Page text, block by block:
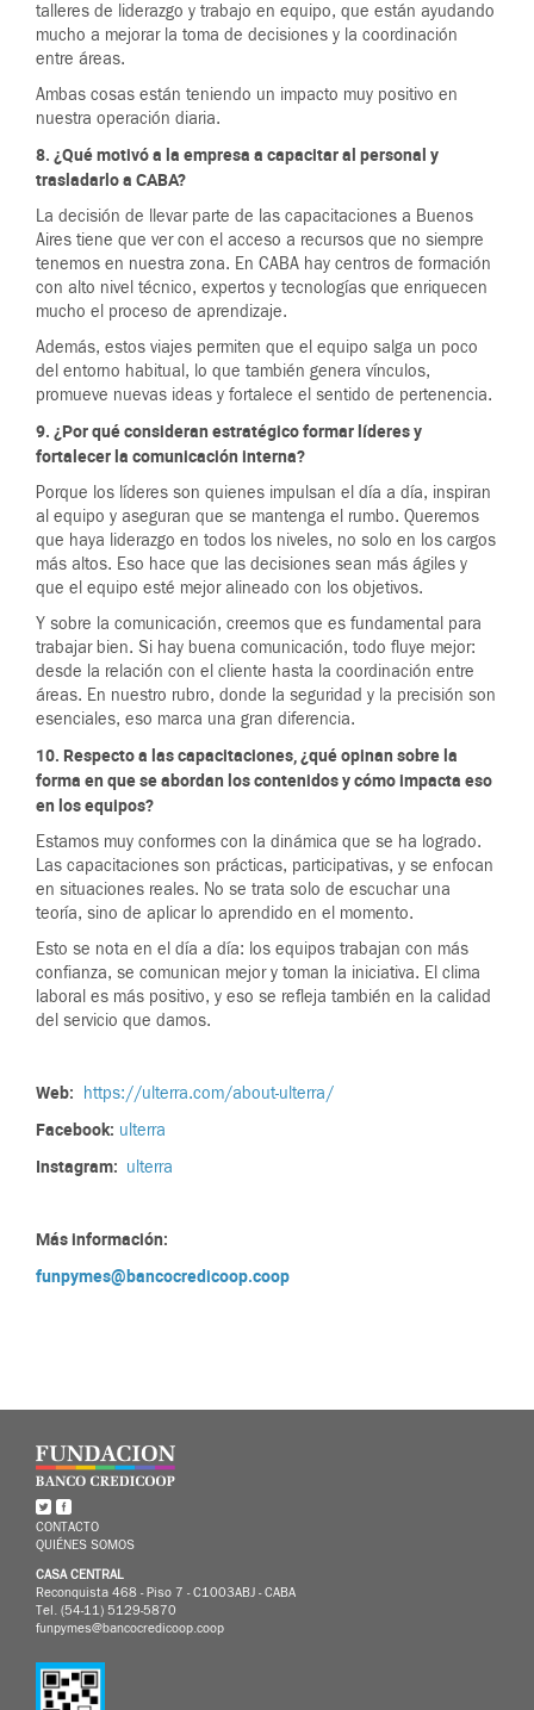
talleres de liderazgo y trabajo en equipo, que están ayudando
mucho a mejorar la toma de decisiones y la coordinación
entre áreas.
Ambas cosas están teniendo un impacto muy positivo en
nuestra operación diaria.
8. ¿Qué motivó a la empresa a capacitar al personal y
trasladarlo a CABA?
La decisión de llevar parte de las capacitaciones a Buenos
Aires tiene que ver con el acceso a recursos que no siempre
tenemos en nuestra zona. En CABA hay centros de formación
con alto nivel técnico, expertos y tecnologías que enriquecen
mucho el proceso de aprendizaje.
Además, estos viajes permiten que el equipo salga un poco
del entorno habitual, lo que también genera vínculos,
promueve nuevas ideas y fortalece el sentido de pertenencia.
9. ¿Por qué consideran estratégico formar líderes y
fortalecer la comunicación interna?
Porque los líderes son quienes impulsan el día a día, inspiran
al equipo y aseguran que se mantenga el rumbo. Queremos
que haya liderazgo en todos los niveles, no solo en los cargos
más altos. Eso hace que las decisiones sean más ágiles y
que el equipo esté mejor alineado con los objetivos.
Y sobre la comunicación, creemos que es fundamental para
trabajar bien. Si hay buena comunicación, todo fluye mejor:
desde la relación con el cliente hasta la coordinación entre
áreas. En nuestro rubro, donde la seguridad y la precisión son
esenciales, eso marca una gran diferencia.
10. Respecto a las capacitaciones, ¿qué opinan sobre la
forma en que se abordan los contenidos y cómo impacta eso
en los equipos?
Estamos muy conformes con la dinámica que se ha logrado.
Las capacitaciones son prácticas, participativas, y se enfocan
en situaciones reales. No se trata solo de escuchar una
teoría, sino de aplicar lo aprendido en el momento.
Esto se nota en el día a día: los equipos trabajan con más
confianza, se comunican mejor y toman la iniciativa. El clima
laboral es más positivo, y eso se refleja también en la calidad
del servicio que damos.
Web: https://ulterra.com/about-ulterra/
Facebook: ulterra
Instagram: ulterra
Más información:
funpymes@bancocredicoop.coop
CONTACTO
QUIÉNES SOMOS
CASA CENTRAL
Reconquista 468 - Piso 7 - C1003ABJ - CABA
Tel. (54-11) 5129-5870
funpymes@bancocredicoop.coop